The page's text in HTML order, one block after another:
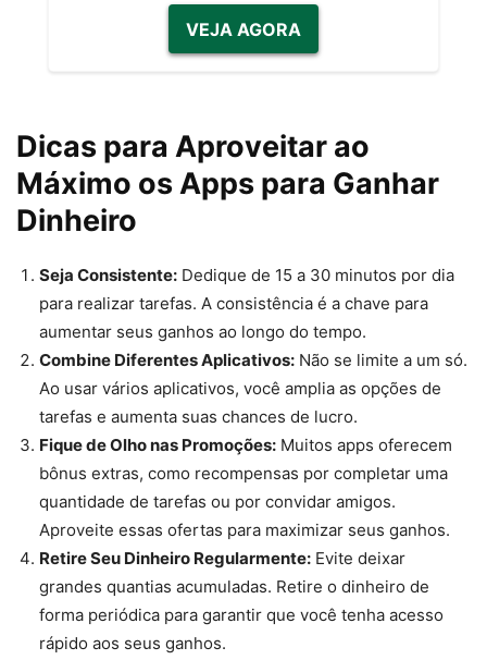
VEJA AGORA
Dicas para Aproveitar ao
Máximo os Apps para Ganhar
Dinheiro
Seja Consistente: Dedique de 15 a 30 minutos por dia
para realizar tarefas. A consistência é a chave para
aumentar seus ganhos ao longo do tempo.
Combine Diferentes Aplicativos: Não se limite a um só.
Ao usar vários aplicativos, você amplia as opções de
tarefas e aumenta suas chances de lucro.
Fique de Olho nas Promoções: Muitos apps oferecem
bônus extras, como recompensas por completar uma
quantidade de tarefas ou por convidar amigos.
Aproveite essas ofertas para maximizar seus ganhos.
Retire Seu Dinheiro Regularmente: Evite deixar
grandes quantias acumuladas. Retire o dinheiro de
forma periódica para garantir que você tenha acesso
rápido aos seus ganhos.